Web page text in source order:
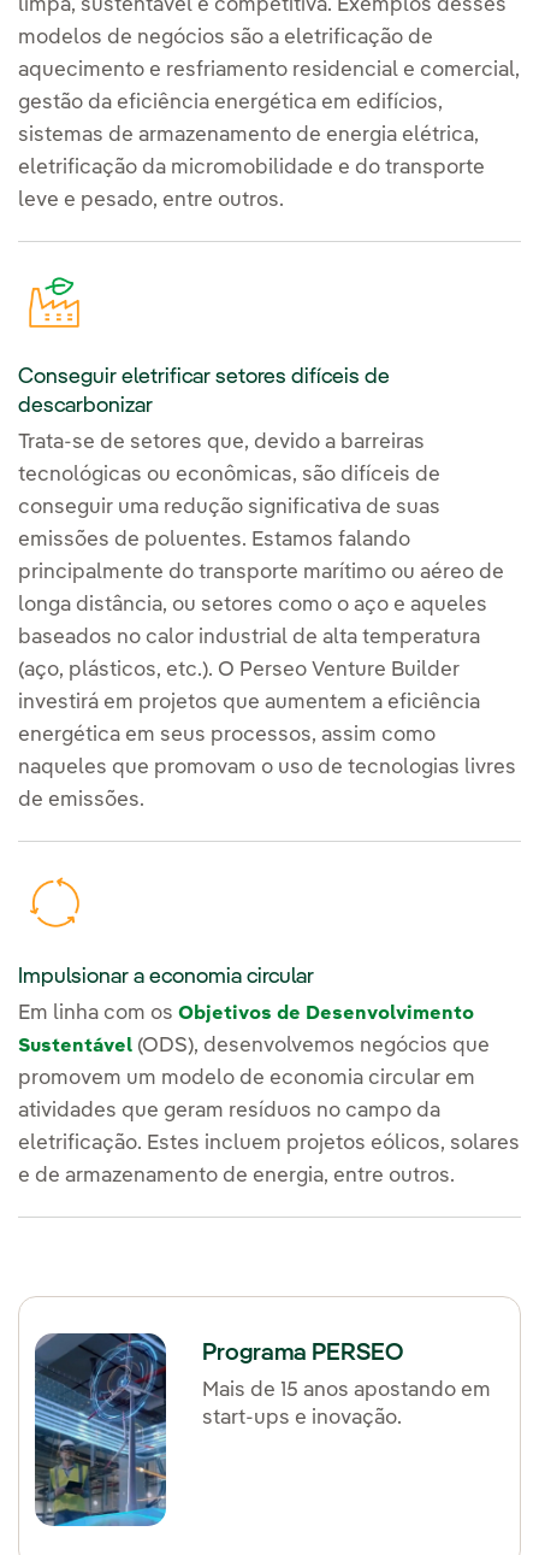
limpa, sustentável e competitiva. Exemplos desses
modelos de negócios são a eletrificação de
aquecimento e resfriamento residencial e comercial,
gestão da eficiência energética em edifícios,
sistemas de armazenamento de energia elétrica,
eletrificação da micromobilidade e do transporte
leve e pesado, entre outros.
Conseguir eletrificar setores difíceis de
descarbonizar
Trata-se de setores que, devido a barreiras
tecnológicas ou econômicas, são difíceis de
conseguir uma redução significativa de suas
emissões de poluentes. Estamos falando
principalmente do transporte marítimo ou aéreo de
longa distância, ou setores como o aço e aqueles
baseados no calor industrial de alta temperatura
(aço, plásticos, etc.). O Perseo Venture Builder
investirá em projetos que aumentem a eficiência
energética em seus processos, assim como
naqueles que promovam o uso de tecnologias livres
de emissões.
Impulsionar a economia circular
Em linha com os Objetivos de Desenvolvimento
Sustentável (ODS), desenvolvemos negócios que
promovem um modelo de economia circular em
atividades que geram resíduos no campo da
eletrificação. Estes incluem projetos eólicos, solares
e de armazenamento de energia, entre outros.
Programa PERSEO
Mais de 15 anos apostando em
start-ups e inovação.